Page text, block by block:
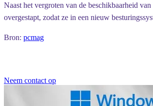
Naast het vergroten van de beschikbaarheid
overgestapt, zodat ze in een nieuw
Bron: pcmag
Neem contact op